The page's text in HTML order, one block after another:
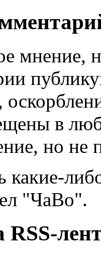
мнение,
в
но не
какие-
"ЧаВо".